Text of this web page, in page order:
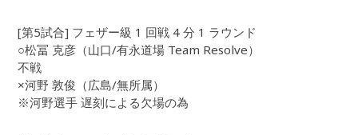
[第5試合] フェザー級 1 回戦 4 分 1 ラウンド
○松冨 克彦（山口/有永道場 Team Resolve）
不戦
×河野 敦俊（広島/無所属）
※河野選手 遅刻による欠場の為